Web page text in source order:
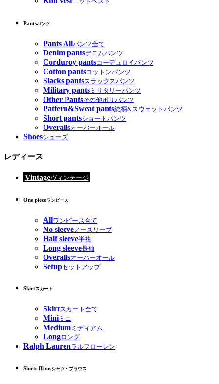
Pantsパンツ
Pants Allパンツ全て
Denim pantsデニムパンツ
Corduroy pantsコーデュロイパンツ
Cotton pantsコットンパンツ
Slacks pantsスラックスパンツ
Military pants ミリタリーパンツ
Other Pantsその他ポリパンツ
Pattern&Sweat pants総柄&スウェットパンツ
Short pantsショートパンツ
Overallsオーバーオール
Shoesシューズ
レディース
Vintageヴィンテージ
One pieceワンピース
Allワンピース全て
No sleeve ノースリーブ
Half sleeve半袖
Long sleeve長袖
Overallsオーバーオール
Setupセットアップ
Skirtスカート
Skirtスカート全て
Miniミニ
Medium ミディアム
Longロング
Ralph Laurenラルフローレン
Shirts Blousシャツ・ブラウス